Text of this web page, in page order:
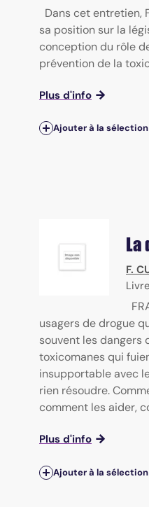
Dans cet entretien,
sa position sur la
conception du rôle
prévention de la
Plus d'info
Ajouter à la sélection
La
F.
Livre
usagers de drogue
souvent les dangers
toxicomanes qui
insupportable avec
rien résoudre.
comment les aider,
Plus d'info
Ajouter à la sélection